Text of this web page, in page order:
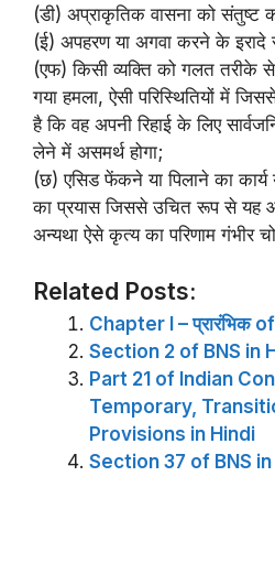
(डी) अप्राकृतिक वासना को संतुष्ट
(ई) अपहरण या अगवा करने के इरादे
(एफ) किसी व्यक्ति को गलत तरीके
गया हमला, ऐसी परिस्थितियों में
है कि वह अपनी रिहाई के लिए
लेने में असमर्थ होगा;
(छ) एसिड फेंकने या पिलाने का कार्य
का प्रयास जिससे उचित रूप से यह
अन्यथा ऐसे कृत्य का परिणाम गंभीर
Related Posts:
Chapter I – प्रारंभिक
Section 2 of BNS in
Part 21 of Indian
Temporary,
Provisions in Hindi
Section 37 of BNS